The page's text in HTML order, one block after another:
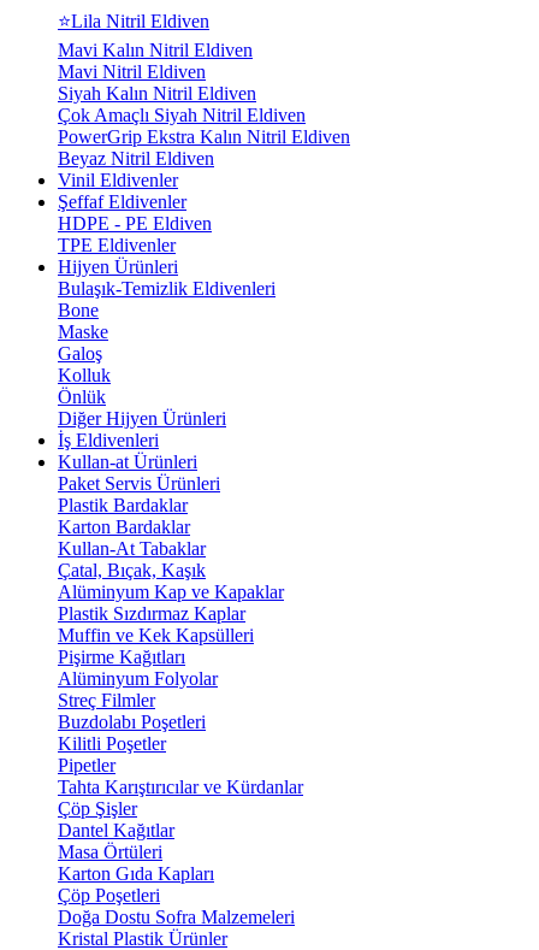
⭐Lila Nitril Eldiven
Mavi Kalın Nitril Eldiven
Mavi Nitril Eldiven
Siyah Kalın Nitril Eldiven
Çok Amaçlı Siyah Nitril Eldiven
PowerGrip Ekstra Kalın Nitril Eldiven
Beyaz Nitril Eldiven
Vinil Eldivenler
Şeffaf Eldivenler
HDPE - PE Eldiven
TPE Eldivenler
Hijyen Ürünleri
Bulaşık-Temizlik Eldivenleri
Bone
Maske
Galoş
Kolluk
Önlük
Diğer Hijyen Ürünleri
İş Eldivenleri
Kullan-at Ürünleri
Paket Servis Ürünleri
Plastik Bardaklar
Karton Bardaklar
Kullan-At Tabaklar
Çatal, Bıçak, Kaşık
Alüminyum Kap ve Kapaklar
Plastik Sızdırmaz Kaplar
Muffin ve Kek Kapsülleri
Pişirme Kağıtları
Alüminyum Folyolar
Streç Filmler
Buzdolabı Poşetleri
Kilitli Poşetler
Pipetler
Tahta Karıştırıcılar ve Kürdanlar
Çöp Şişler
Dantel Kağıtlar
Masa Örtüleri
Karton Gıda Kapları
Çöp Poşetleri
Doğa Dostu Sofra Malzemeleri
Kristal Plastik Ürünler